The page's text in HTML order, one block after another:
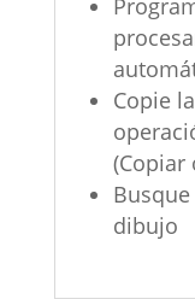
Copie
(Copiar
dibujo